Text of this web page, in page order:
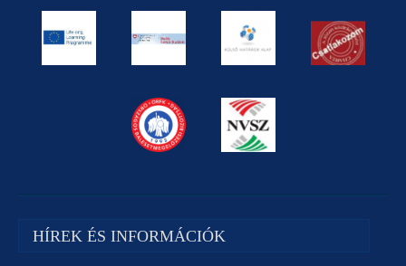
HÍREK ÉS INFORMÁCIÓK